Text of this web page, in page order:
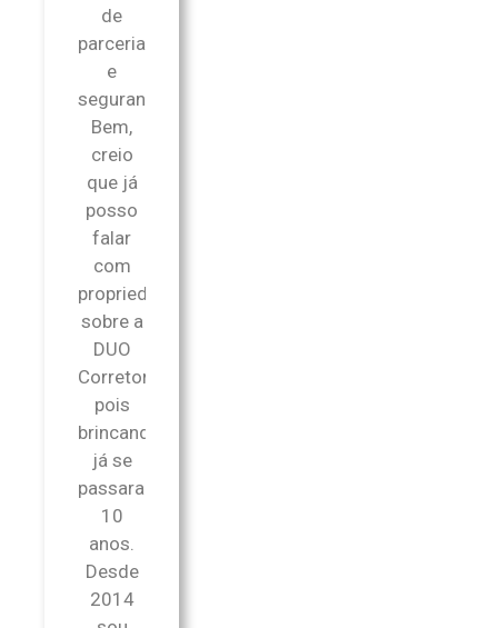
de
parceria
e
segurança!
Bem,
creio
que já
posso
falar
com
propriedade
sobre a
DUO
Corretora,
pois
brincando
já se
passaram
10
anos.
Desde
2014